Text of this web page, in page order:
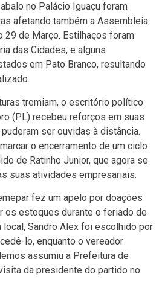
no Palácio Iguaçu foram
afetando também a Assembleia
29 de Março. Estilhaços foram
das Cidades, e alguns
em Pato Branco, resultando
tremiam, o escritório político
(PL) recebeu reforços em suas
ser ouvidas à distância.
o encerramento de um ciclo
de Ratinho Junior, que agora se
suas atividades empresariais.
fez um apelo por doações
os estoques durante o feriado de
local, Sandro Alex foi escolhido por
lo, enquanto o vereador
assumiu a Prefeitura de
da presidente do partido no